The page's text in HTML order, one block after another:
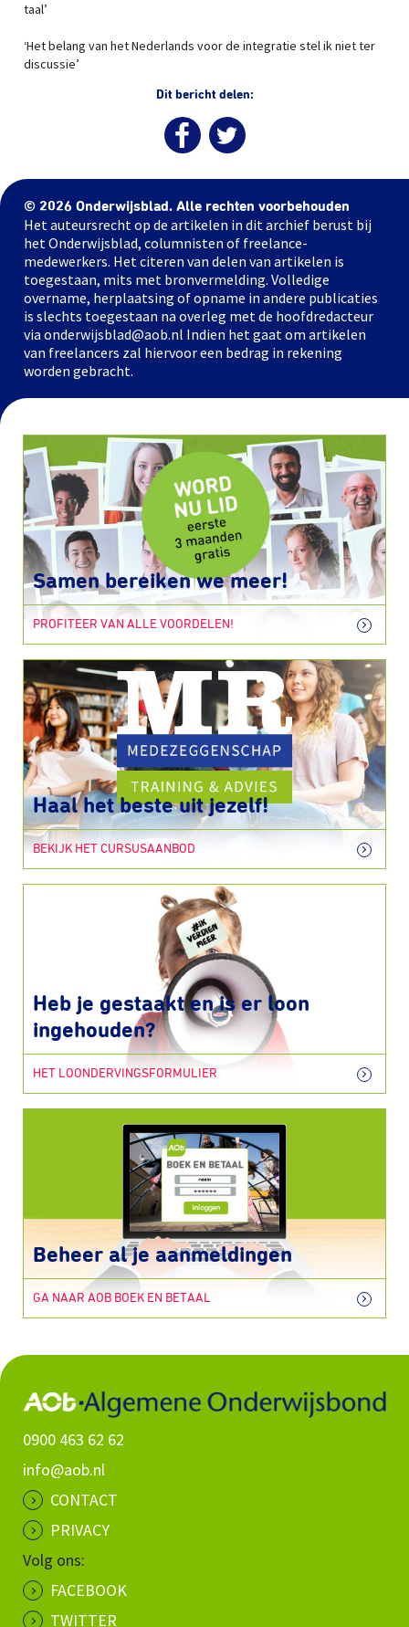
taal’
‘Het belang van het Nederlands voor de integratie stel ik niet ter
discussie’
Dit bericht delen:
© 2026 Onderwijsblad. Alle rechten voorbehouden
Het auteursrecht op de artikelen in dit archief berust bij
het Onderwijsblad, columnisten of freelance-
medewerkers. Het citeren van delen van artikelen is
toegestaan, mits met bronvermelding. Volledige
overname, herplaatsing of opname in andere publicaties
is slechts toegestaan na overleg met de hoofdredacteur
via onderwijsblad@aob.nl Indien het gaat om artikelen
van freelancers zal hiervoor een bedrag in rekening
worden gebracht.
Samen bereiken we meer!
PROFITEER VAN ALLE VOORDELEN!
Haal het beste uit jezelf!
BEKIJK HET CURSUSAANBOD
Heb je gestaakt en is er loon
ingehouden?
HET LOONDERVINGSFORMULIER
Beheer al je aanmeldingen
GA NAAR AOB BOEK EN BETAAL
0900 463 62 62
info@aob.nl
CONTACT
PRIVACY
Volg ons:
FACEBOOK
TWITTER